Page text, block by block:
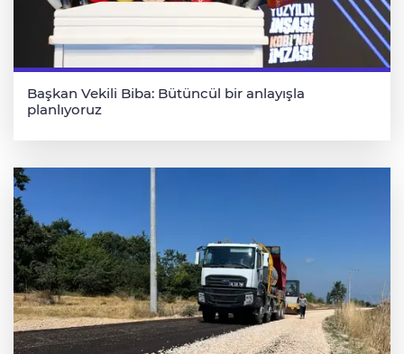
Başkan Vekili Biba: Bütüncül bir anlayışla
planlıyoruz